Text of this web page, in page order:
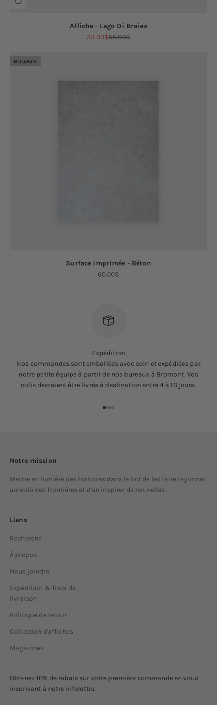
Affiche - Lago Di Braies
Prix de vente
33.00$Prix normal
55.00$
En rupture
Surface imprimée - Béton
Prix de vente
60.00$
Expédition
Nos commandes sont emballées avec soin et expédiées par
notre petite équipe à partir de nos bureaux à Bromont. Vos
colis devraient être livrés à destination entre 4 à 10 jours.
Notre mission
Mettre en lumière des histoires dans le but de les faire rayonner
au-delà des frontières et d’en inspirer de nouvelles.
Liens
Recherche
À propos
Nous joindre
Expédition & frais de
livraison
Politique de retour
Collection d'affiches
Magazines
Obtenez 10% de rabais sur votre première commande en vous
inscrivant à notre infolettre.